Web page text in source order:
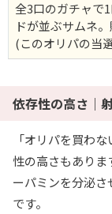
全3口のガチャで
ドが並ぶサムネ
(このオリパの当
依存性の高さ｜
「オリパを買わ
性の高さもありま
ーパミンを分泌さ
です。